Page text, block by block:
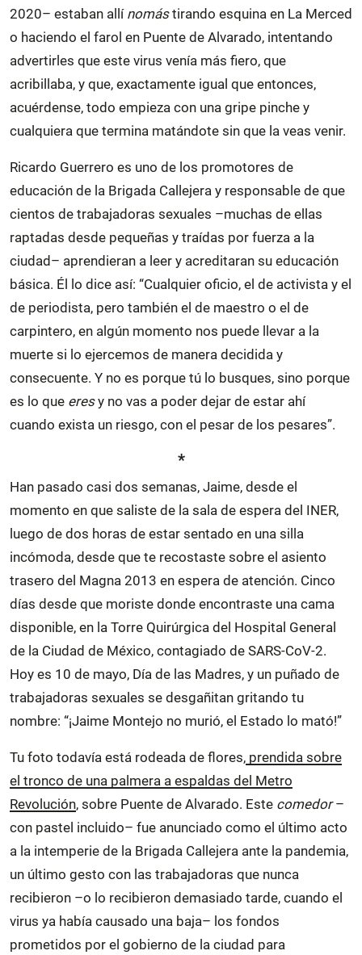
2020– estaban allí nomástirando esquina en La Merced
o haciendo el farol en Puente de Alvarado, intentando
advertirles que este virus venía más fiero, que
acribillaba, y que, exactamente igual que entonces,
acuérdense, todo empieza con una gripe pinche y
cualquiera que termina matándote sin que la veas venir.
Ricardo Guerrero es uno de los promotores de
educación de la Brigada Callejera y responsable de que
cientos de trabajadoras sexuales –muchas de ellas
raptadas desde pequeñas y traídas por fuerza a la
ciudad– aprendieran a leer y acreditaran su educación
básica. Él lo dice así: “Cualquier oficio, el de activista y el
de periodista, pero también el de maestro o el de
carpintero, en algún momento nos puede llevar a la
muerte si lo ejercemos de manera decidida y
consecuente. Y no es porque tú lo busques, sino porque
es lo que eresy no vas a poder dejar de estar ahí
cuando exista un riesgo, con el pesar de los pesares”.
*
Han pasado casi dos semanas, Jaime, desde el
momento en que saliste de la sala de espera del INER,
luego de dos horas de estar sentado en una silla
incómoda, desde que te recostaste sobre el asiento
trasero del Magna 2013 en espera de atención. Cinco
días desde que moriste donde encontraste una cama
disponible, en la Torre Quirúrgica del Hospital General
de la Ciudad de México, contagiado de SARS-CoV-2.
Hoy es 10 de mayo, Día de las Madres, y un puñado de
trabajadoras sexuales se desgañitan gritando tu
nombre: “¡Jaime Montejo no murió, el Estado lo mató!”
Tu foto todavía está rodeada de flores, prendida sobre
el tronco de una palmera a espaldas del Metro
Revolución, sobre Puente de Alvarado. Este comedor–
con pastel incluido– fue anunciado como el último acto
a la intemperie de la Brigada Callejera ante la pandemia,
un último gesto con las trabajadoras que nunca
recibieron –o lo recibieron demasiado tarde, cuando el
virus ya había causado una baja– los fondos
prometidos por el gobierno de la ciudad para